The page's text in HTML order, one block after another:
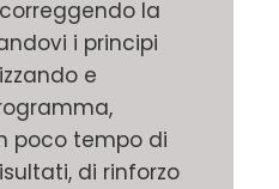
la
i principi
e
poco tempo di
di rinforzo